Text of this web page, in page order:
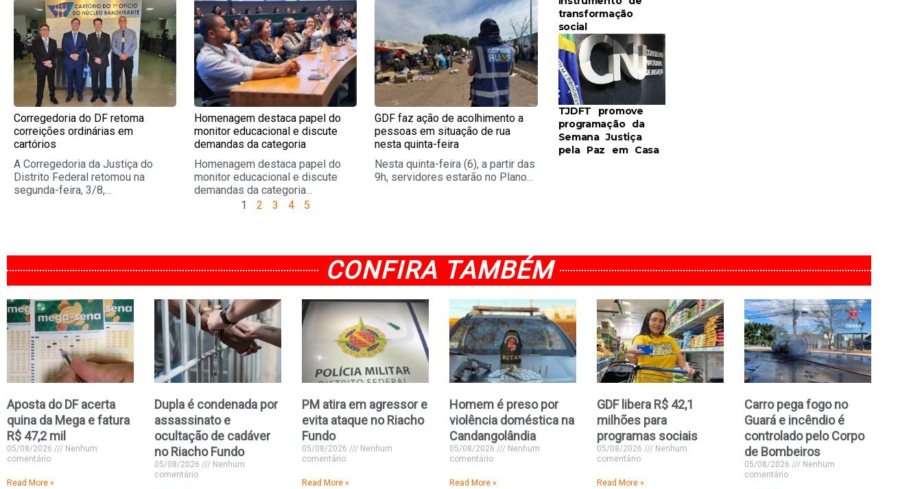
Corregedoria do DF retoma
correições ordinárias em
cartórios
A Corregedoria da Justiça do
Distrito Federal retomou na
segunda-feira, 3/8,...
Homenagem destaca papel do
monitor educacional e discute
demandas da categoria
Homenagem destaca papel do
monitor educacional e discute
demandas da categoria...
GDF faz ação de acolhimento a
pessoas em situação de rua
nesta quinta-feira
Nesta quinta-feira (6), a partir das
9h, servidores estarão no Plano...
Page
1
Page
2
Page
3
Page
4
Page
5
transformação
social
TJDFT promove
programação da
Semana Justiça
pela Paz em Casa
CONFIRA TAMBÉM
Aposta do DF acerta
quina da Mega e fatura
R$ 47,2 mil
05/08/2026
Nenhum
comentário
Read More »
Dupla é condenada por
assassinato e
ocultação de cadáver
no Riacho Fundo
05/08/2026
Nenhum
comentário
PM atira em agressor e
evita ataque no Riacho
Fundo
05/08/2026
Nenhum
comentário
Read More »
Homem é preso por
violência doméstica na
Candangolândia
05/08/2026
Nenhum
comentário
Read More »
GDF libera R$ 42,1
milhões para
programas sociais
05/08/2026
Nenhum
comentário
Read More »
Carro pega fogo no
Guará e incêndio é
controlado pelo Corpo
de Bombeiros
05/08/2026
Nenhum
comentário